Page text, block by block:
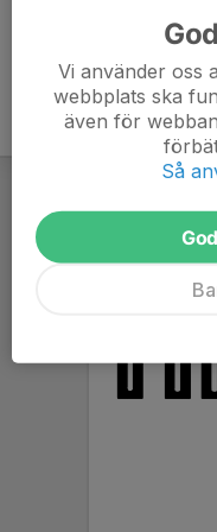
Vi använder oss
webbplats ska
även för
Så